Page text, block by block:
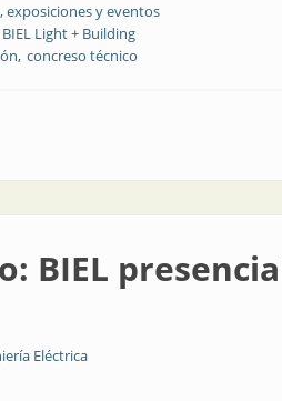
exposiciones y eventos
BIEL Light + Building
concreso técnico
+ Building: cuatro días de innovación,
BIEL
Eléctrica